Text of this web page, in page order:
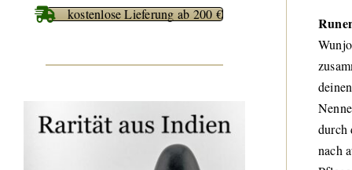
durch
nach
kostenlose Lieferung ab 200 €